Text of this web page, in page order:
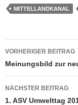
MITTELLANDKANAL
VORHERIGER BEITRAG
Meinungsbild zur
NÄCHSTER BEITRAG
1. ASV Umwelttag